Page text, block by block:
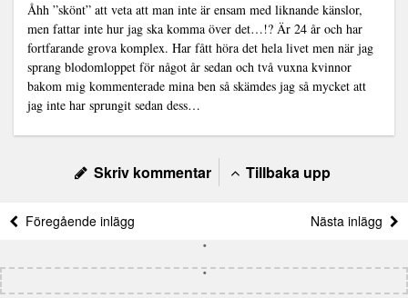
Åhh ”skönt” att veta att man inte är ensam med liknande känslor,
men fattar inte hur jag ska komma över det…!? Är 24 år och har
fortfarande grova komplex. Har fått höra det hela livet men när jag
sprang blodomloppet för något år sedan och två vuxna kvinnor
bakom mig kommenterade mina ben så skämdes jag så mycket att
jag inte har sprungit sedan dess…
Skriv kommentar Tillbaka upp
Föregående inlägg Nästa inlägg